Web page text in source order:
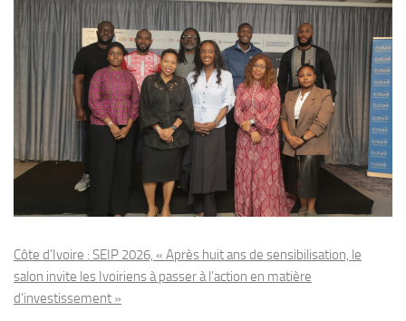
Côte d’Ivoire : SEIP 2026, « Après huit ans de sensibilisation, le
salon invite les Ivoiriens à passer à l’action en matière
d’investissement »